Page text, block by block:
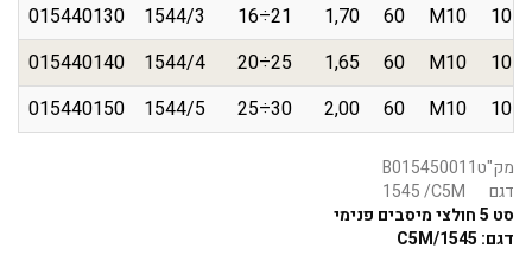
015440130
1544/3 16÷21 1,70 60 M10
10
015440140
1544/4 20÷25 1,65 60 M10
10
015440150
1544/5 25÷30 2,00 60 M10 10
מק"טB015450011
דגם
1545 /C5M
סט 5 חולצי מיסבים פנימי
דגם: 1545/C5M